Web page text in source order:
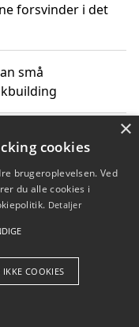
forsvinder i det
små
og vælg den
din løsning
Aps
×
cookies
brugeroplevelsen. Ved
du alle cookies i
Detaljer
COOKIES